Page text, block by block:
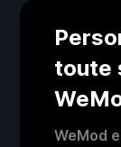
toute
WeMod